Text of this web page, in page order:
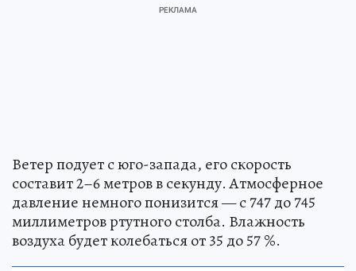
Ветер подует с юго-запада, его скорость
составит 2–6 метров в секунду. Атмосферное
давление немного понизится — с 747 до 745
миллиметров ртутного столба. Влажность
воздуха будет колебаться от 35 до 57 %.